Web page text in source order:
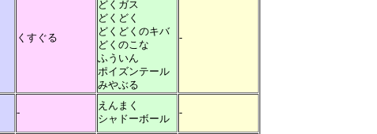
くすぐる
どくガス
どくどく
どくどくのキバ
どくのこな
ふういん
ポイズンテール
みやぶる
-
-
えんまく
シャドーボール
-